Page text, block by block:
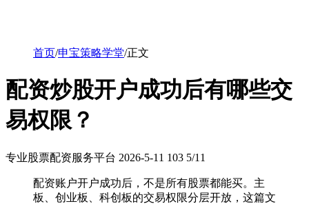
首页/申宝策略学堂/正文
配资炒股开户成功后有哪些交
易权限？
专业股票配资服务平台 2026-5-11 103 5/11
配资账户开户成功后，不是所有股票都能买。主
板、创业板、科创板的交易权限分层开放，这篇文